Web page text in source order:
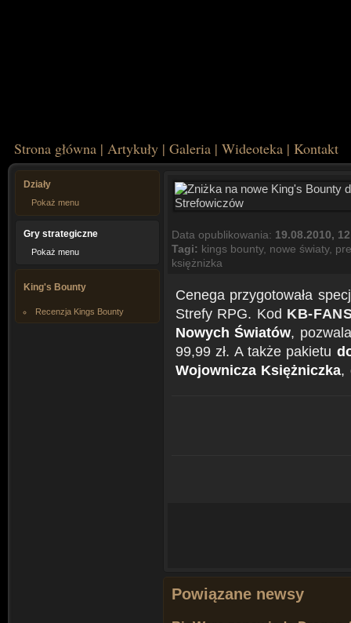
Strona główna | Artykuły | Galeria | Wideoteka | Kontakt
Działy
Pokaż menu
Gry strategiczne
Pokaż menu
King's Bounty
Recenzja Kings Bounty
Data opublikowania: 19.08.2010,
Tagi: kings bounty, nowe światy,
księżnizka
Cenega przygotowała
Strefy RPG. Kod KB-
Nowych Światów,
99,99 zł. A także pakietu
Wojownicza Księżniczka,
Powiązane newsy